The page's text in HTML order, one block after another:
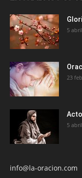
5
23
5
info@la-oracion.com